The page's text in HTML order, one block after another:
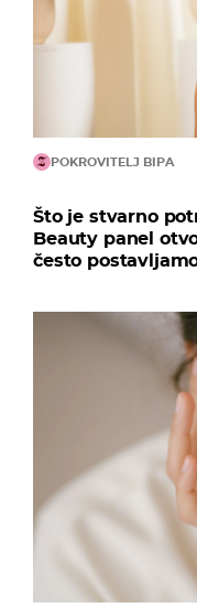
POKROVITELJ BIPA
Što je stvarno
Beauty panel
često